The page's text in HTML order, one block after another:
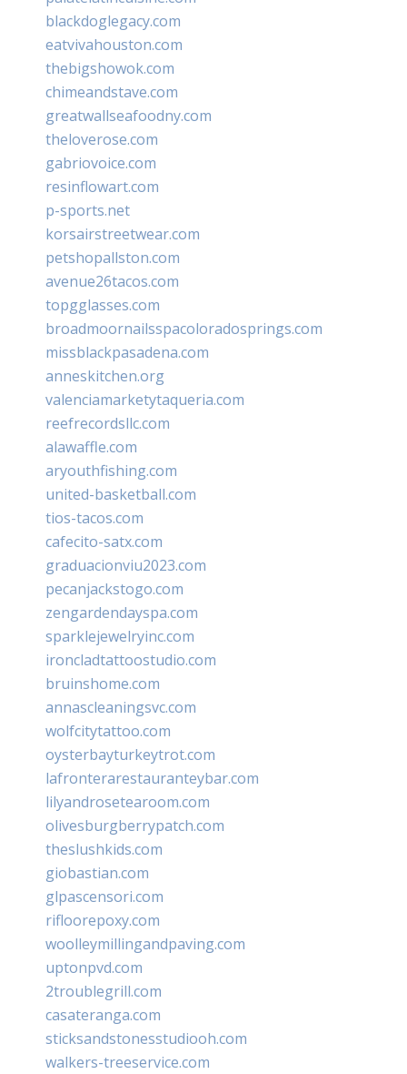
blackdoglegacy.com
eatvivahouston.com
thebigshowok.com
chimeandstave.com
greatwallseafoodny.com
theloverose.com
gabriovoice.com
resinflowart.com
p-sports.net
korsairstreetwear.com
petshopallston.com
avenue26tacos.com
topgglasses.com
broadmoornailsspacoloradosprings.com
missblackpasadena.com
anneskitchen.org
valenciamarketytaqueria.com
reefrecordsllc.com
alawaffle.com
aryouthfishing.com
united-basketball.com
tios-tacos.com
cafecito-satx.com
graduacionviu2023.com
pecanjackstogo.com
zengardendayspa.com
sparklejewelryinc.com
ironcladtattoostudio.com
bruinshome.com
annascleaningsvc.com
wolfcitytattoo.com
oysterbayturkeytrot.com
lafronterarestauranteybar.com
lilyandrosetearoom.com
olivesburgberrypatch.com
theslushkids.com
giobastian.com
glpascensori.com
rifloorepoxy.com
woolleymillingandpaving.com
uptonpvd.com
2troublegrill.com
casateranga.com
sticksandstonesstudiooh.com
walkers-treeservice.com